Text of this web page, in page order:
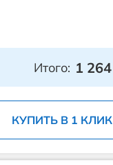
Итого: 1 264
КУПИТЬ В 1 КЛИК